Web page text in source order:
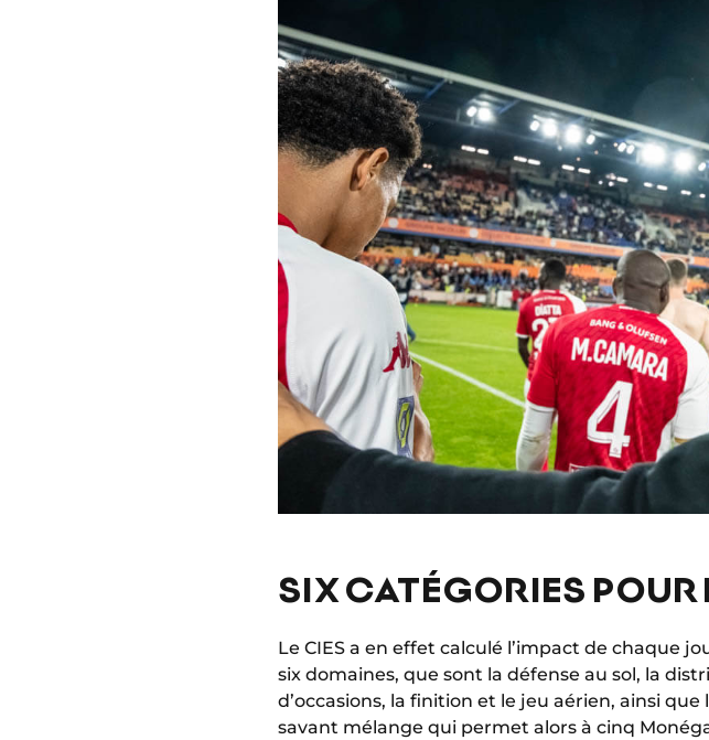
SIX CATÉGORIES
Le CIES a en effet calculé l’impact de chaque
six domaines, que sont la défense au sol, la
d’occasions, la finition et le jeu aérien, ainsi
savant mélange qui permet alors à cinq